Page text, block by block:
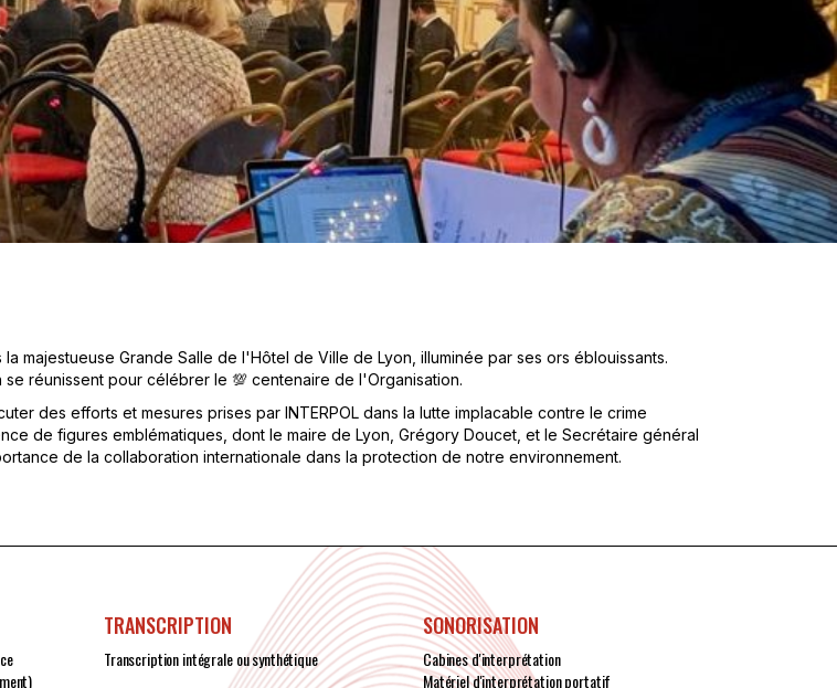
Grande Salle de l'Hôtel de Ville de Lyon, illuminée par ses ors éblouissants.
réunissent pour célébrer le 💯 centenaire de l'Organisation.
des efforts et mesures prises par INTERPOL dans la lutte implacable contre le crime
de figures emblématiques, dont le maire de Lyon, Grégory Doucet, et le Secrétaire général
de la collaboration internationale dans la protection de notre environnement.
TRANSCRIPTION
Transcription intégrale ou synthétique
SONORISATION
Cabines d'interprétation
Matériel d'interprétation portatif